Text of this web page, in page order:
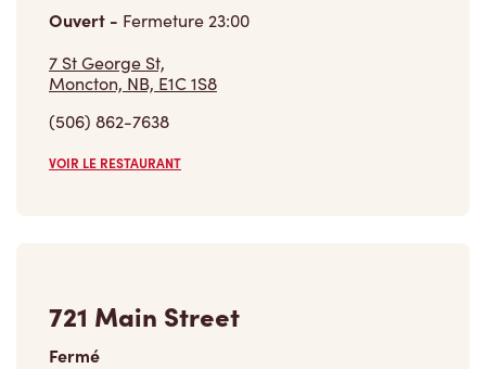
Ouvert - Fermeture23:00
7 St George St,
Moncton, NB, E1C 1S8
(506) 862-7638
VOIR LE RESTAURANT
721 Main Street
Fermé